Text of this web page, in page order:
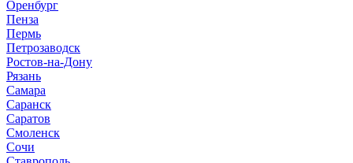
Оренбург
Пенза
Пермь
Петрозаводск
Ростов-на-Дону
Рязань
Самара
Саранск
Саратов
Смоленск
Сочи